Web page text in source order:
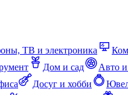
ТВ и электроника
Дом и сад Авто
Досуг и хобби